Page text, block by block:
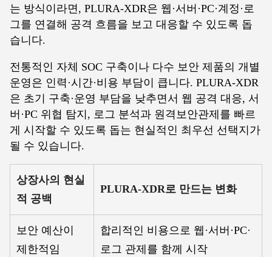
는 방식이라면, PLURA-XDR은 웹·서버·PC·계정·로
그를 연결해 공격 흐름을 보고 대응할 수 있도록 돕
습니다.
전통적인 자체 SOC 구축이나 다수 보안 제품의 개별
운영은 인력·시간·비용 부담이 큽니다. PLURA-XDR
은 초기 구축·운영 부담을 낮추면서 웹 공격 대응, 서
버·PC 위협 탐지, 로그 분석과 원격보안관제를 빠르
게 시작할 수 있도록 돕는 현실적인 최우선 선택지가
될 수 있습니다.
상장사의 현실
적 공백
PLURA-XDR로 만드는 변화
보안 예산이
제한적임
합리적인 비용으로 웹·서버·PC·
로그 관제를 함께 시작